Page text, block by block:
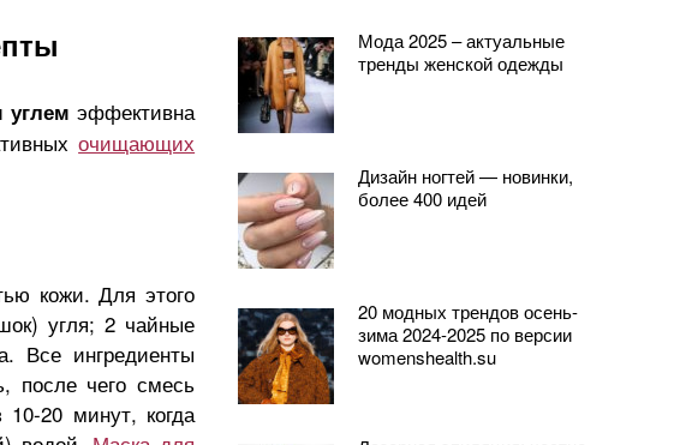
углемэффективна
очищающих
кожи. Для этого
угля; 2 чайные
Все ингредиенты
после чего смесь
20 минут, когда
Мода 2025 – актуальные
тренды женской одежды
Дизайн ногтей — новинки,
более 400 идей
20 модных трендов осень-
зима 2024-2025 по версии
womenshealth.su